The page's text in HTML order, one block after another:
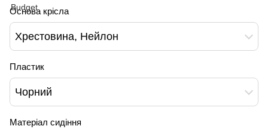
Основа крісла
Хрестовина, Нейлон
Пластик
Чорний
Матеріал сидіння